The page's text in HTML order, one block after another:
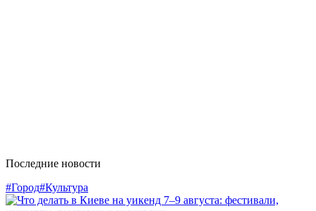
Последние новости
#Город#Культура